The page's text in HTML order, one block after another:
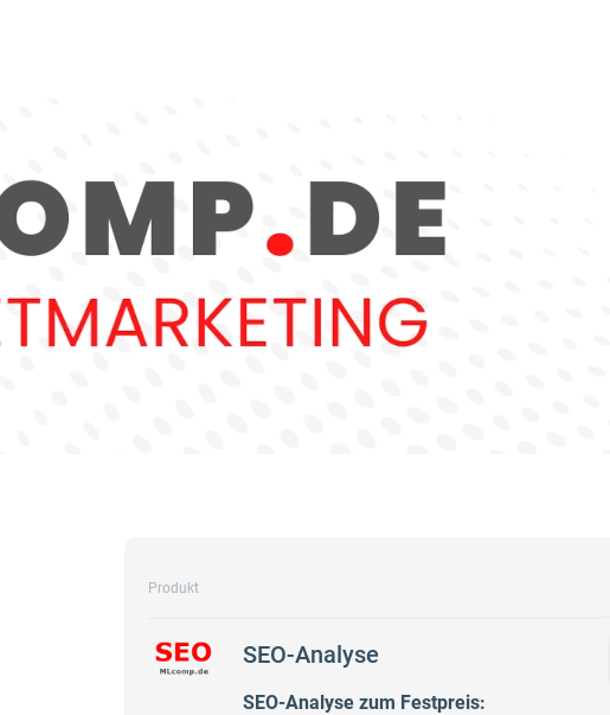
Produkt
SEO-Analyse
SEO-Analyse zum Festpreis: